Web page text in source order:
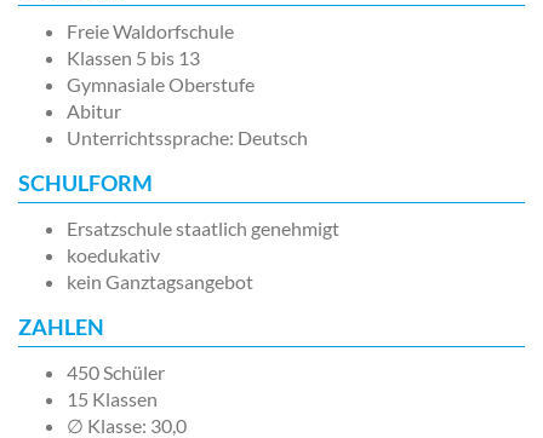
Freie Waldorfschule
Klassen 5 bis 13
Gymnasiale Oberstufe
Abitur
Unterrichtssprache: Deutsch
SCHULFORM
Ersatzschule staatlich genehmigt
koedukativ
kein Ganztagsangebot
ZAHLEN
450 Schüler
15 Klassen
∅ Klasse: 30,0